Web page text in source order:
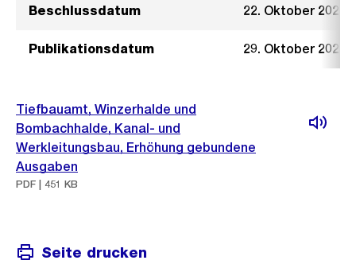
Beschlussdatum 22. Oktober 2025
Publikationsdatum 29. Oktober 2025
Tiefbauamt, Winzerhalde und
Bombachhalde, Kanal- und
Werkleitungsbau, Erhöhung gebundene
Ausgaben
PDF | 451 KB
Seite drucken